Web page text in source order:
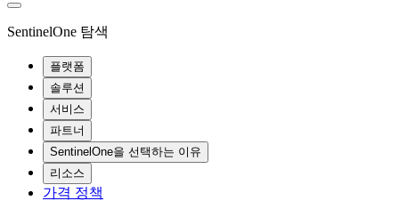
SentinelOne 탐색
플랫폼
솔루션
서비스
파트너
SentinelOne을 선택하는 이유
리소스
가격 정책